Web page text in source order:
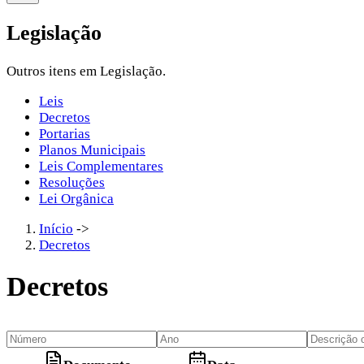
Legislação
Outros itens em Legislação.
Leis
Decretos
Portarias
Planos Municipais
Leis Complementares
Resoluções
Lei Orgânica
Início ->
Decretos
Decretos